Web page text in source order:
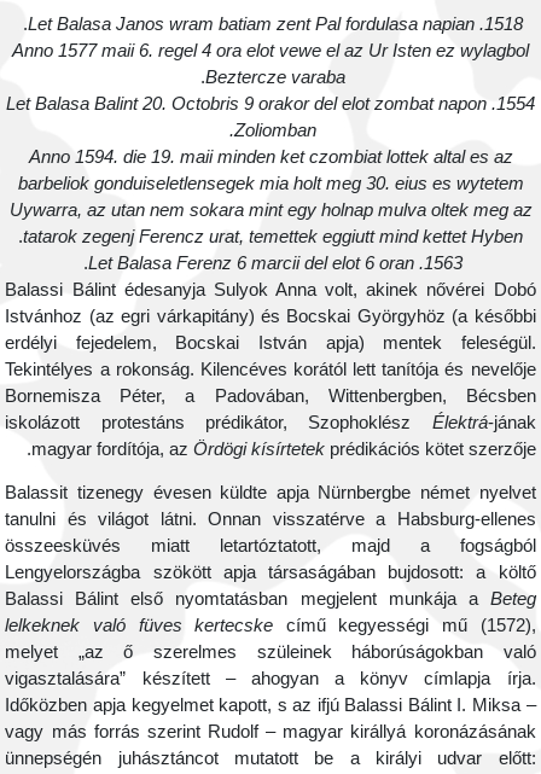
1518. Let Balasa Janos wram batiam zent Pal fordulasa napian
.
Anno 1577 maii 6. regel 4 ora elot vewe el az Ur Isten ez wylagbol
Beztercze varaba
.
1554. Let Balasa Balint 20. Octobris 9 orakor del elot zombat napon
Zoliomban.
Anno 1594. die 19. maii minden ket czombiat lottek altal es az
barbeliok gonduiseletlensegek mia holt meg 30. eius es wytetem
Uywarra, az utan nem sokara mint egy holnap mulva oltek meg az
tatarok zegenj Ferencz urat, temettek eggiutt mind kettet Hyben
.
1563. Let Balasa Ferenz 6 marcii del elot 6 oran
.
Balassi Bálint édesanyja Sulyok Anna volt, akinek nővérei
Istvánhoz (az egri várkapitány) és Bocskai Györgyhöz (a
erdélyi fejedelem, Bocskai István apja) mentek
Tekintélyes a rokonság. Kilencéves korától lett tanítója és
Bornemisza Péter, a Padovában, Wittenbergben,
iskolázott protestáns prédikátor, SzophoklészÉlektrá-
magyar fordítója, azÖrdögi kísírtetekprédikációs kötet
Balassit tizenegy évesen küldte apja Nürnbergbe német
tanulni és világot látni. Onnan visszatérve a Habsburg-
összeesküvés miatt letartóztatott, majd a
Lengyelországba szökött apja társaságában bujdosott: a
Balassi Bálint első nyomtatásban megjelent munkája a
lelkeknek való füves kertecske
című kegyességi mű
melyet „az ő szerelmes szüleinek háborúságokban
vigasztalására” készített – ahogyan a könyv címlapja
Időközben apja kegyelmet kapott, s az ifjú Balassi Bálint I. Miksa
vagy más forrás szerint Rudolf – magyar királlyá
ünnepségén juhásztáncot mutatott be a királyi udvar